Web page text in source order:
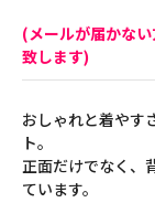
(メールが届かな
致します)
おしゃれと着やす
ト。
正面だけでなく、
ています。